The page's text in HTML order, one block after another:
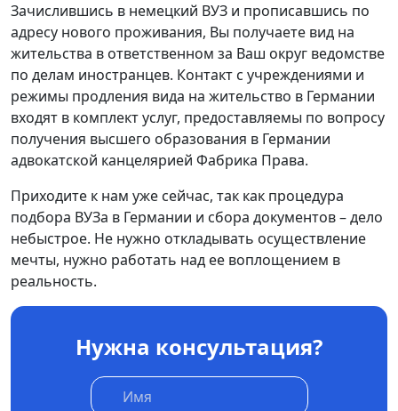
Зачислившись в немецкий ВУЗ и прописавшись по
адресу нового проживания, Вы получаете вид на
жительства в ответственном за Ваш округ ведомстве
по делам иностранцев. Контакт с учреждениями и
режимы продления вида на жительство в Германии
входят в комплект услуг, предоставляемы по вопросу
получения высшего образования в Германии
адвокатской канцелярией Фабрика Права.
Приходите к нам уже сейчас, так как процедура
подбора ВУЗа в Германии и сбора документов – дело
небыстрое. Не нужно откладывать осуществление
мечты, нужно работать над ее воплощением в
реальность.
Нужна консультация?